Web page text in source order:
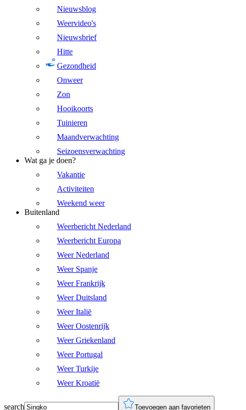
Nieuwsblog
Weervideo's
Nieuwsbrief
Hitte
Gezondheid
Onweer
Zon
Hooikoorts
Tuinieren
Maandverwachting
Seizoensverwachting
Wat ga je doen?
Vakantie
Activiteiten
Weekend weer
Buitenland
Weerbericht Nederland
Weerbericht Europa
Weer Nederland
Weer Spanje
Weer Frankrijk
Weer Duitsland
Weer Italië
Weer Oostenrijk
Weer Griekenland
Weer Portugal
Weer Turkije
Weer Kroatië
search Toevoegen aan favorieten